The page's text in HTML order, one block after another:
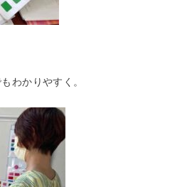
わかりやすく。